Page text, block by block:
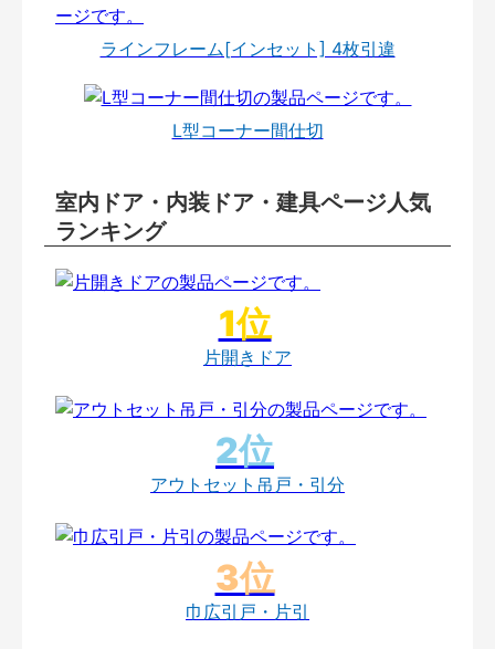
ラインフレーム[インセット] 4枚引違
L型コーナー間仕切
室内ドア・内装ドア・建具ページ人気
ランキング
片開きドア
アウトセット吊戸・引分
巾広引戸・片引